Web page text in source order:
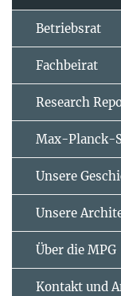
Betriebsrat
Fachbeirat
Research
Max-Planck-
Unsere
Unsere
Über die MPG
Kontakt und